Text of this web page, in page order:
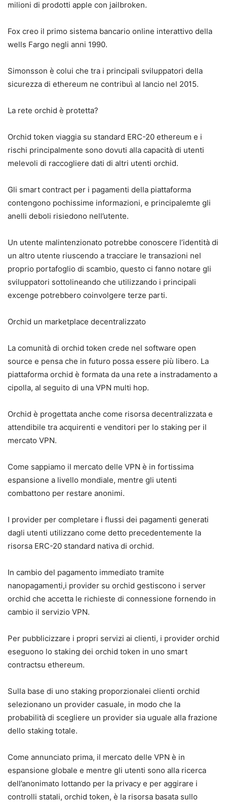
milioni di prodotti apple con jailbroken.
Fox creo il primo sistema bancario online interattivo della
wells Fargo negli anni 1990.
Simonsson è colui che tra i principali sviluppatori della
sicurezza di ethereum ne contribuì al lancio nel 2015.
La rete orchid è protetta?
Orchid token viaggia su standard ERC-20 ethereum e i
rischi principalmente sono dovuti alla capacità di utenti
melevoli di raccogliere dati di altri utenti orchid.
Gli smart contract per i pagamenti della piattaforma
contengono pochissime informazioni, e principalemte gli
anelli deboli risiedono nell’utente.
Un utente malintenzionato potrebbe conoscere l’identità di
un altro utente riuscendo a tracciare le transazioni nel
proprio portafoglio di scambio, questo ci fanno notare gli
sviluppatori sottolineando che utilizzando i principali
excenge potrebbero coinvolgere terze parti.
Orchid un marketplace decentralizzato
La comunità di orchid token crede nel software open
source e pensa che in futuro possa essere più libero. La
piattaforma orchid è formata da una rete a instradamento a
cipolla, al seguito di una VPN multi hop.
Orchid è progettata anche come risorsa decentralizzata e
attendibile tra acquirenti e venditori per lo staking per il
mercato VPN.
Come sappiamo il mercato delle VPN è in fortissima
espansione a livello mondiale, mentre gli utenti
combattono per restare anonimi.
I provider per completare i flussi dei pagamenti generati
dagli utenti utilizzano come detto precedentemente la
risorsa ERC-20 standard nativa di orchid.
In cambio del pagamento immediato tramite
nanopagamenti,i provider su orchid gestiscono i server
orchid che accetta le richieste di connessione fornendo in
cambio il servizio VPN.
Per pubblicizzare i propri servizi ai clienti, i provider orchid
eseguono lo staking dei orchid token in uno smart
contractsu ethereum.
Sulla base di uno staking proporzionalei clienti orchid
selezionano un provider casuale, in modo che la
probabilità di scegliere un provider sia uguale alla frazione
dello staking totale.
Come annunciato prima, il mercato delle VPN è in
espansione globale e mentre gli utenti sono alla ricerca
dell’anonimato lottando per la privacy e per aggirare i
controlli statali, orchid token, è la risorsa basata sullo